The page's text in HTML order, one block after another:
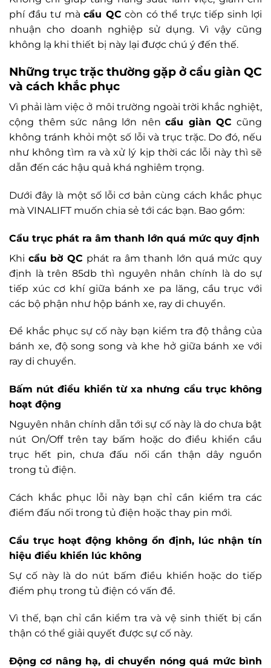
phí đầu tư mà cẩu QC còn có thể trực tiếp sinh lợi
nhuận cho doanh nghiệp sử dụng. Vì vậy cũng
không lạ khi thiết bị này lại được chú ý đến thế.
Những trục trặc thường gặp ở cẩu giàn QC
và cách khắc phục
Vì phải làm việc ở môi trường ngoài trời khắc nghiệt,
cộng thêm sức nâng lớn nêncẩu giàn QC cũng
không tránh khỏi một số lỗi và trục trặc. Do đó, nếu
như không tìm ra và xử lý kịp thời các lỗi này thì sẽ
dẫn đến các hậu quả khá nghiêm trọng.
Dưới đây là một số lỗi cơ bản cùng cách khắc phục
mà VINALIFT muốn chia sẻ tới các bạn. Bao gồm:
Cẩu trục phát ra âm thanh lớn quá mức quy định
Khi cẩu bờ QC phát ra âm thanh lớn quá mức quy
định là trên 85db thì nguyên nhân chính là do sự
tiếp xúc cơ khí giữa bánh xe pa lăng, cầu trục với
các bộ phận như hộp bánh xe, ray di chuyển.
Để khắc phục sự cố này bạn kiểm tra độ thẳng của
bánh xe, độ song song và khe hở giữa bánh xe với
ray di chuyển.
Bấm nút điều khiển từ xa nhưng cầu trục không
hoạt động
Nguyên nhân chính dẫn tới sự cố này là do chưa bật
nút On/Off trên tay bấm hoặc do điều khiển cầu
trục hết pin, chưa đấu nối cẩn thận dây nguồn
trong tủ điện.
Cách khắc phục lỗi này bạn chỉ cần kiểm tra các
điểm đấu nối trong tủ điện hoặc thay pin mới.
Cầu trục hoạt động không ổn định, lúc nhận tín
hiệu điều khiển lúc không
Sự cố này là do nút bấm điều khiển hoặc do tiếp
điểm phụ trong tủ điện có vấn đề.
Vì thế, bạn chỉ cần kiểm tra và vệ sinh thiết bị cẩn
thận có thể giải quyết được sự cố này.
Động cơ nâng hạ, di chuyển nóng quá mức bình